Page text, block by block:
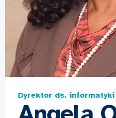
Dyrektor ds. informatyki